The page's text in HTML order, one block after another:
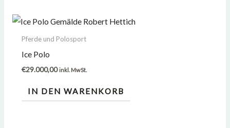
Pferde und Polosport
Ice Polo
€29.000,00 inkl. MwSt.
IN DEN WARENKORB